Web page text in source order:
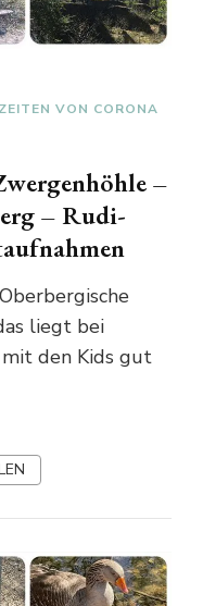
VON CORONA
–
– Rudi-
liegt bei
den Kids gut